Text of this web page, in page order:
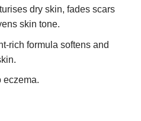
dry skin, fades scars
skin tone.
rich formula softens and
eczema.